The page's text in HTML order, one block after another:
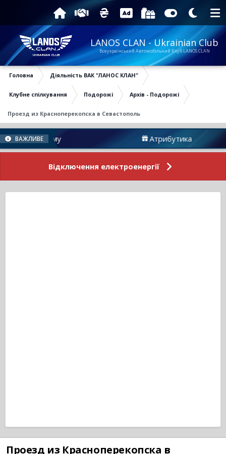
LANOS CLAN - Ukrainian Club
Всеукраїнський Автомобільний Клуб LANOS CLAN
Головна Діяльність ВАК "ЛАНОС КЛАН"
Клубне спілкування Подорожі Архів - Подорожі
Проезд из Красноперекопска в Севастополь
ВАЖЛИВЕ
Форуму Атрибутика
Відключення електроенергії
Проезд из Красноперекопска в